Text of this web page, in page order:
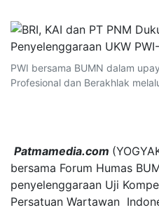
PWI bersama BUMN dalam
Profesional dan Berakhlak
Patmamedia.com
bersama Forum Humas
penyelenggaraan Uji
Persatuan Wartawan